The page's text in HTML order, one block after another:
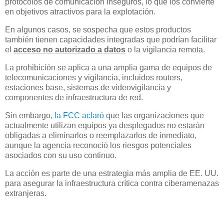
protocolos de comunicación inseguros, lo que los convierte
en objetivos atractivos para la explotación.
En algunos casos, se sospecha que estos productos
también tienen capacidades integradas que podrían facilitar
el acceso no autorizado a datos o la vigilancia remota.
La prohibición se aplica a una amplia gama de equipos de
telecomunicaciones y vigilancia, incluidos routers,
estaciones base, sistemas de videovigilancia y
componentes de infraestructura de red.
Sin embargo, la FCC aclaró que las organizaciones que
actualmente utilizan equipos ya desplegados no estarán
obligadas a eliminarlos o reemplazarlos de inmediato,
aunque la agencia reconoció los riesgos potenciales
asociados con su uso continuo.
La acción es parte de una estrategia más amplia de EE. UU.
para asegurar la infraestructura crítica contra ciberamenazas
extranjeras.